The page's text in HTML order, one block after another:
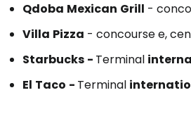
Qdoba Mexican Grill -
Villa Pizza - concourse e,
Starbucks - Terminal
El Taco - Terminal